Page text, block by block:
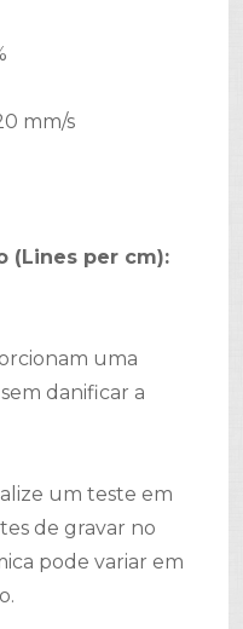
mm/s
(Lines per cm):
uma
danificar a
um teste em
de gravar no
pode variar em